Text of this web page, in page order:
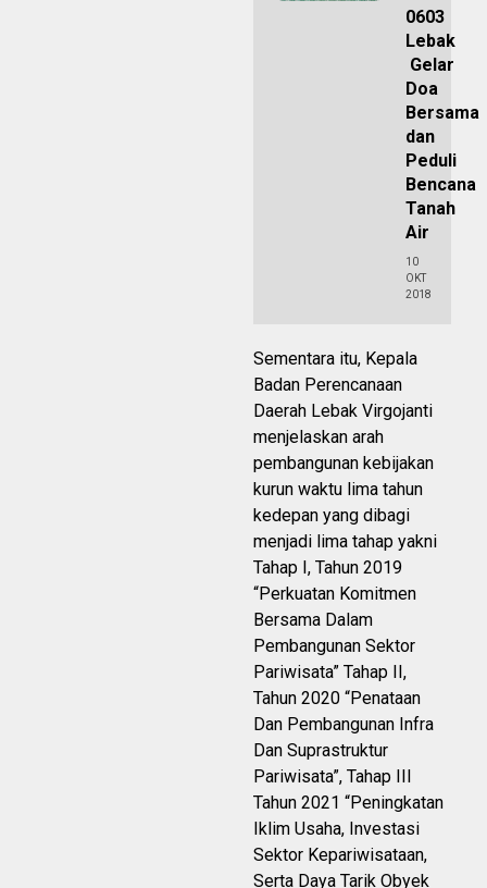
0603
Lebak
Gelar
Doa
Bersama
dan
Peduli
Bencana
Tanah
Air
10
OKT
2018
Sementara itu, Kepala
Badan Perencanaan
Daerah Lebak Virgojanti
menjelaskan arah
pembangunan kebijakan
kurun waktu lima tahun
kedepan yang dibagi
menjadi lima tahap yakni
Tahap I, Tahun 2019
“Perkuatan Komitmen
Bersama Dalam
Pembangunan Sektor
Pariwisata” Tahap II,
Tahun 2020 “Penataan
Dan Pembangunan Infra
Dan Suprastruktur
Pariwisata”, Tahap III
Tahun 2021 “Peningkatan
Iklim Usaha, Investasi
Sektor Kepariwisataan,
Serta Daya Tarik Obyek